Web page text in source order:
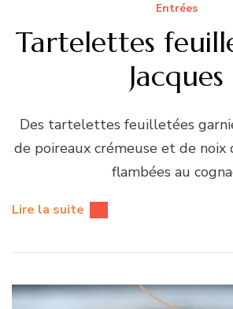
Entrées
Tartelettes
Jacques
Des tartelettes feuilletées
de poireaux crémeuse et de noix
flambées au
Lire la suite